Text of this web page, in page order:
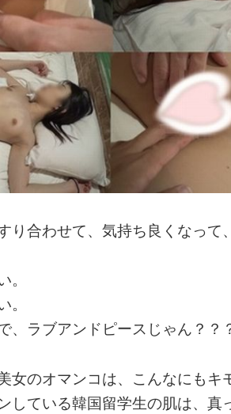
り合わせて、気持ち良くなって
、ラブアンドピースじゃん？？
女のオマンコは、こんなにもキ
している韓国留学生の肌は、真